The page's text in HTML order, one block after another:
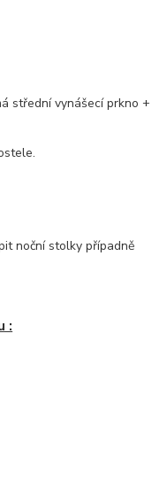
střední vynášecí prkno +
noční stolky případně
: